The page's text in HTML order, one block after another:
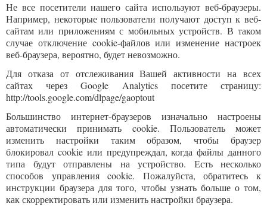
Не все посетители нашего сайта используют веб-браузеры.
Например, некоторые пользователи получают доступ к веб-
сайтам или приложениям с мобильных устройств. В таком
случае отключение cookie-файлов или изменение настроек
веб-браузера, вероятно, будет невозможно.
Для отказа от отслеживания Вашей активности на всех
сайтах через Google Analytics посетите страницу:
http://tools.google.com/dlpage/gaoptout
Большинство интернет-браузеров изначально настроены
автоматически принимать cookie. Пользователь может
изменить настройки таким образом, чтобы браузер
блокировал cookie или предупреждал, когда файлы данного
типа будут отправлены на устройство. Есть несколько
способов управления cookie. Пожалуйста, обратитесь к
инструкции браузера для того, чтобы узнать больше о том,
как скорректировать или изменить настройки браузера.